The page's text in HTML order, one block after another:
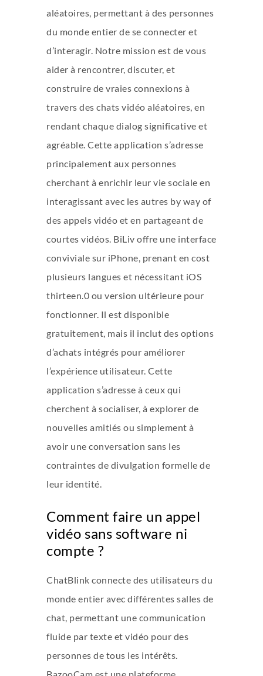
aléatoires, permettant à des personnes
du monde entier de se connecter et
d’interagir. Notre mission est de vous
aider à rencontrer, discuter, et
construire de vraies connexions à
travers des chats vidéo aléatoires, en
rendant chaque dialog significative et
agréable. Cette application s’adresse
principalement aux personnes
cherchant à enrichir leur vie sociale en
interagissant avec les autres by way of
des appels vidéo et en partageant de
courtes vidéos. BiLiv offre une interface
conviviale sur iPhone, prenant en cost
plusieurs langues et nécessitant iOS
thirteen.0 ou version ultérieure pour
fonctionner. Il est disponible
gratuitement, mais il inclut des options
d’achats intégrés pour améliorer
l’expérience utilisateur. Cette
application s’adresse à ceux qui
cherchent à socialiser, à explorer de
nouvelles amitiés ou simplement à
avoir une conversation sans les
contraintes de divulgation formelle de
leur identité.
Comment faire un appel
vidéo sans software ni
compte ?
ChatBlink connecte des utilisateurs du
monde entier avec différentes salles de
chat, permettant une communication
fluide par texte et vidéo pour des
personnes de tous les intérêts.